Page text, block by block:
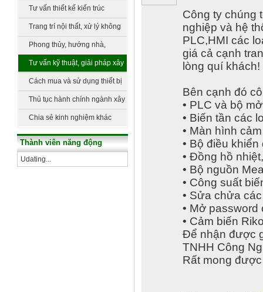
hoàn thiện
Tư vấn thiết kế kiến trúc
Trang trí nội thất, xử lý không
gianPhong thủy, hướng nhà,
hướng bếp, hướng đất
Tư vấn kỹ thuật, giải pháp xây
dựngCách mua và sử dụng thiết bị
cơ, điện lạnh
Thủ tục hành chính ngành xây
dựngChia sẻ kinh nghiệm khác
Thành viên năng động
Udating...
Công ty chúng
nghiệp và hệ
PLC,HMI các
giá cả cạnh
lòng quí khách!
Bên cạnh đó
• PLC và bộ
• Biến tần các
• Màn hình
• Bộ điều
• Đồng hồ
• Bộ nguồn
• Công suất
• Sửa chửa
• Mở password
• Cảm biến
Để nhận được
TNHH Công
Rất mong